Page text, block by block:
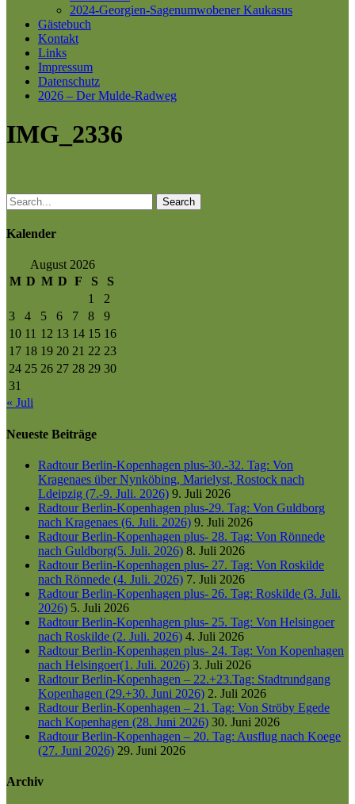
2024-Georgien-Sagenumwobener Kaukasus
Gästebuch
Kontakt
Links
Impressum
Datenschutz
2026 – Der Mulde-Radweg
IMG_2336
Search
Kalender
August 2026
M D M D F S
S
1
2
3
4 5 6 7 8
9
10 11 12 13 14 15 16
17 18 19 20 21 22 23
24 25 26 27 28 29 30
31
« Juli
Neueste Beiträge
Radtour Berlin-Kopenhagen plus-30.-32. Tag: Von
Kragenaes über Nynköbing, Marielyst, Rostock nach
Ldeipzig (7.-9. Juli. 2026) 9. Juli 2026
Radtour Berlin-Kopenhagen plus-29. Tag: Von Guldborg
nach Kragenaes (6. Juli. 2026) 9. Juli 2026
Radtour Berlin-Kopenhagen plus- 28. Tag: Von Rönnede
nach Guldborg(5. Juli. 2026) 8. Juli 2026
Radtour Berlin-Kopenhagen plus- 27. Tag: Von Roskilde
nach Rönnede (4. Juli. 2026) 7. Juli 2026
Radtour Berlin-Kopenhagen plus- 26. Tag: Roskilde (3. Juli.
2026) 5. Juli 2026
Radtour Berlin-Kopenhagen plus- 25. Tag: Von Helsingoer
nach Roskilde (2. Juli. 2026) 4. Juli 2026
Radtour Berlin-Kopenhagen plus- 24. Tag: Von Kopenhagen
nach Helsingoer(1. Juli. 2026) 3. Juli 2026
Radtour Berlin-Kopenhagen – 22.+23.Tag: Stadtrundgang
Kopenhagen (29.+30. Juni 2026) 2. Juli 2026
Radtour Berlin-Kopenhagen – 21. Tag: Von Ströby Egede
nach Kopenhagen (28. Juni 2026) 30. Juni 2026
Radtour Berlin-Kopenhagen – 20. Tag: Ausflug nach Koege
(27. Juni 2026) 29. Juni 2026
Archiv